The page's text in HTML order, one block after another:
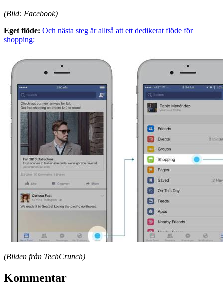
(Bild: Facebook)
Eget flöde: Och nästa steg är alltså att ett dedikerat flöde för
shopping:
(Bilden från TechCrunch)
Kommentar